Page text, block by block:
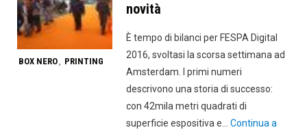
su
tessuto
su
transfer"
BOX NERO, PRINTING
novità
È tempo di bilanci per FESPA Digital
2016, svoltasi la scorsa settimana ad
Amsterdam. I primi numeri
descrivono una storia di successo:
con 42mila metri quadrati di
superficie espositiva e…Continua a